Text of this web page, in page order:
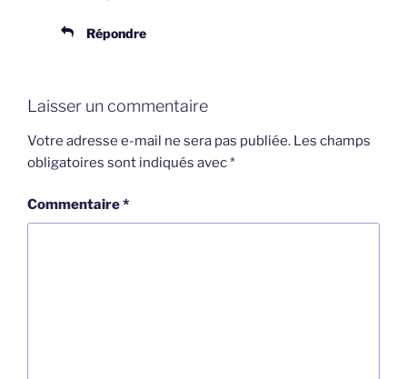
Répondre
Laisser un commentaire
Votre adresse e-mail ne sera pas publiée. Les champs
obligatoires sont indiqués avec*
Commentaire*